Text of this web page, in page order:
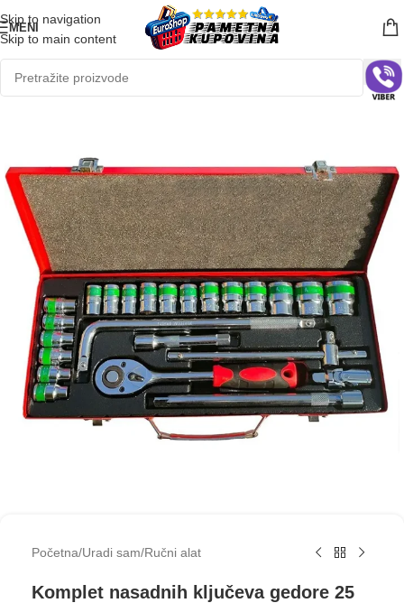
Skip to navigation
Skip to main content
MENI
Početna/Uradi sam/Ručni alat
Komplet nasadnih ključeva gedore 25